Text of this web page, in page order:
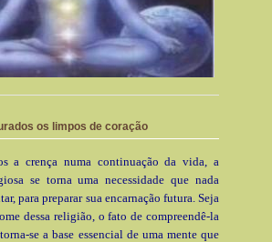
os limpos de coração
a crença numa continuação da vida, a
se torna uma necessidade que nada
para preparar sua encarnação futura. Seja
dessa religião, o fato de compreendê-la
se a base essencial de uma mente que